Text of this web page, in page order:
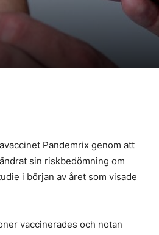
Pandemrix genom att
sin riskbedömning om
i början av året som visade
vaccinerades och notan